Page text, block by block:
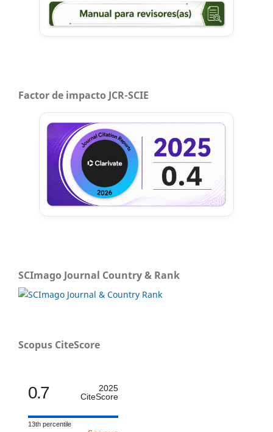
Factor de impacto JCR-SCIE
SCImago Journal Country & Rank
Scopus CiteScore
0.7
2025
CiteScore
13th percentile